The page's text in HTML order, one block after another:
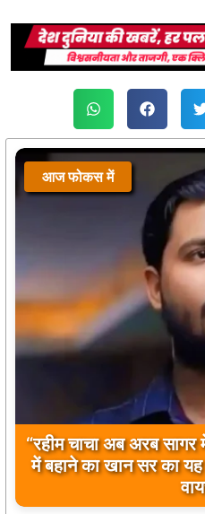
आज फोकस में
बिलावल भुट्टो द्वारा सिंधु
बयान पर भारत के केंद्रीय